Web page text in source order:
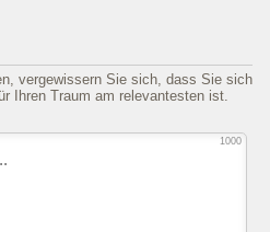
vergewissern Sie sich, dass Sie sich
Ihren Traum am relevantesten ist.
1000